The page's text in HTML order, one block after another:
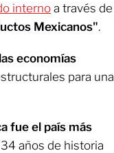
internoa través de
Mexicanos".
economías
para una
fue el país más
años de historia